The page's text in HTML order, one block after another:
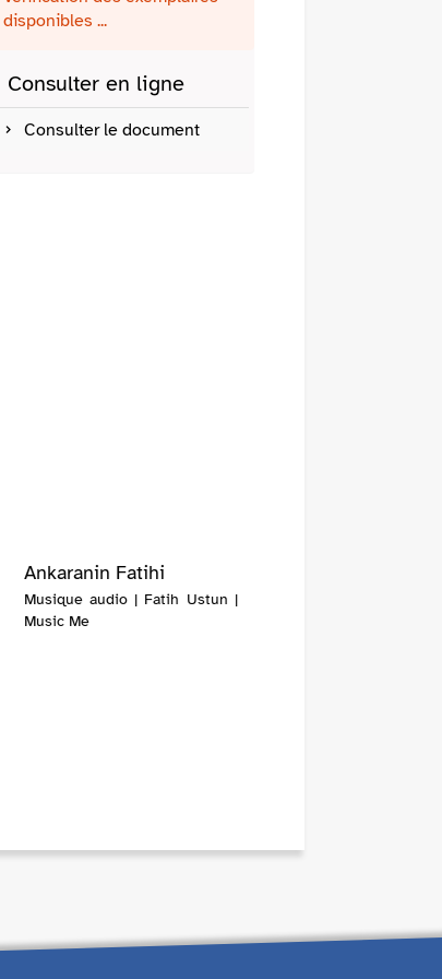
disponibles ...
Consulter en ligne
Consulter le document
Ankaranin Fatihi
Musique audio | Fatih Ustun |
Music Me